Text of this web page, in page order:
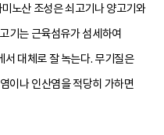
노산 조성은 쇠고기나 양고기와
기는 근육섬유가 섬세하여
대체로 잘 녹는다. 무기질은
이나 인산염을 적당히 가하면